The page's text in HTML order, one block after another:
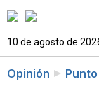
10 de agosto de
Opinión